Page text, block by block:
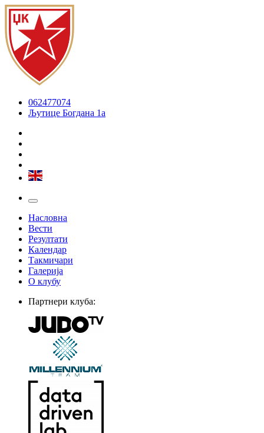
062477074
Љутице Богдана 1а
Насловна
Вести
Резултати
Календар
Такмичари
Галерија
О клубу
Партнери клуба: